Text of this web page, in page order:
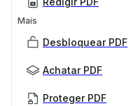
Mais
Desbloquear PDF
Achatar PDF
Proteger PDF